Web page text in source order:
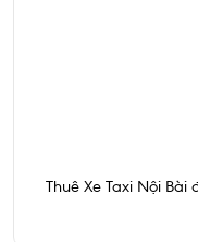
Thuê Xe Taxi Nội Bài